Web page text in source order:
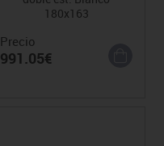
180x163
Precio
991.05€